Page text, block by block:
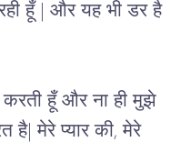
हूँ | और यह भी डर है
करती हूँ और ना ही मुझे
है| मेरे प्यार की, मेरे